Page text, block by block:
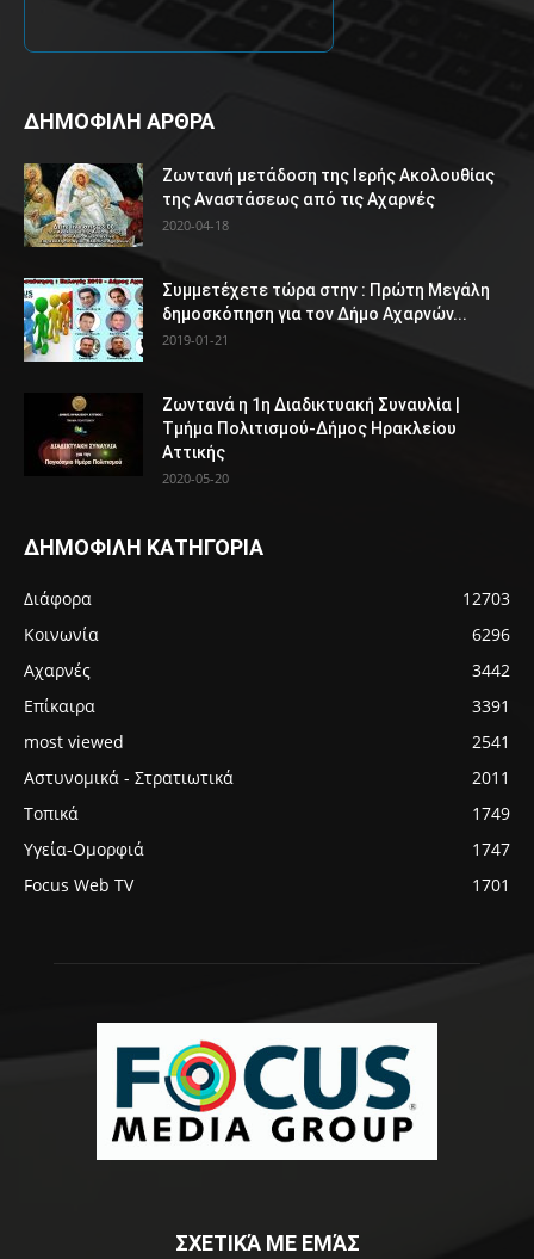
ΔΗΜΟΦΙΛΗ ΑΡΘΡΑ
Ζωντανή μετάδοση της Ιερής Ακολουθίας
της Αναστάσεως από τις Αχαρνές
2020-04-18
Συμμετέχετε τώρα στην : Πρώτη Μεγάλη
δημοσκόπηση για τον Δήμο Αχαρνών...
2019-01-21
Ζωντανά η 1η Διαδικτυακή Συναυλία |
Τμήμα Πολιτισμού-Δήμος Ηρακλείου
Αττικής
2020-05-20
ΔΗΜΟΦΙΛΗ ΚΑΤΗΓΟΡΙΑ
Διάφορα
12703
Κοινωνία
6296
Αχαρνές
3442
Επίκαιρα
3391
most viewed
2541
Αστυνομικά - Στρατιωτικά
2011
Τοπικά
1749
Υγεία-Ομορφιά
1747
Focus Web TV
1701
ΣΧΕΤΙΚΆ ΜΕ ΕΜΆΣ